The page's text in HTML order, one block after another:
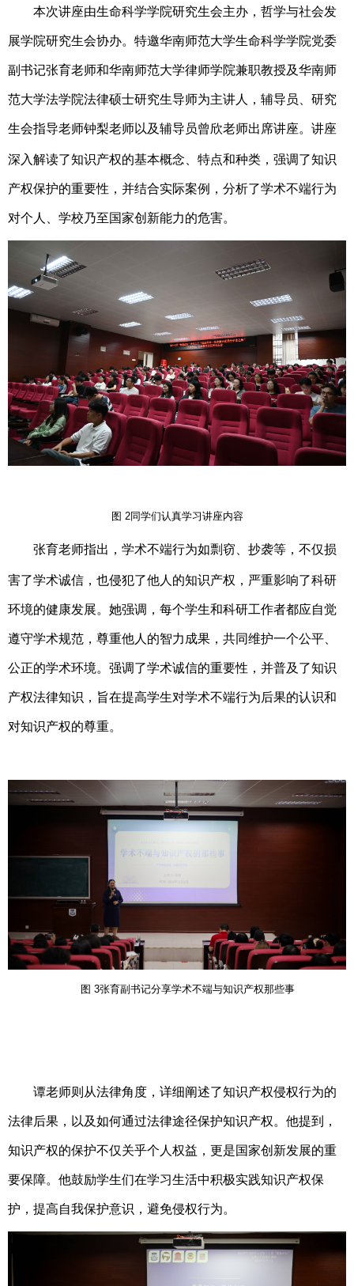
本次讲座由生命科学学院研究生会主办，哲学与社会发
展学院研究生会协办。特邀华南师范大学生命科学学院党委
副书记张育老师和华南师范大学律师学院兼职教授及华南师
范大学法学院法律硕士研究生导师为主讲人，辅导员、研究
生会指导老师钟梨老师以及辅导员曾欣老师出席讲座。讲座
深入解读了知识产权的基本概念、特点和种类，强调了知识
产权保护的重要性，并结合实际案例，分析了学术不端行为
对个人、学校乃至国家创新能力的危害。
图 2同学们认真学习讲座内容
张育老师指出，学术不端行为如剽窃、抄袭等，不仅损
害了学术诚信，也侵犯了他人的知识产权，严重影响了科研
环境的健康发展。她强调，每个学生和科研工作者都应自觉
遵守学术规范，尊重他人的智力成果，共同维护一个公平、
公正的学术环境。强调了学术诚信的重要性，并普及了知识
产权法律知识，旨在提高学生对学术不端行为后果的认识和
对知识产权的尊重。
图 3张育副书记分享学术不端与知识产权那些事
谭老师则从法律角度，详细阐述了知识产权侵权行为的
法律后果，以及如何通过法律途径保护知识产权。他提到，
知识产权的保护不仅关乎个人权益，更是国家创新发展的重
要保障。他鼓励学生们在学习生活中积极实践知识产权保
护，提高自我保护意识，避免侵权行为。